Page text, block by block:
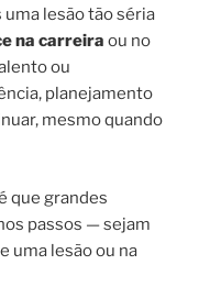
lesão tão séria
na carreira ou no
ou
planejamento
mesmo quando
que grandes
passos — sejam
uma lesão ou na